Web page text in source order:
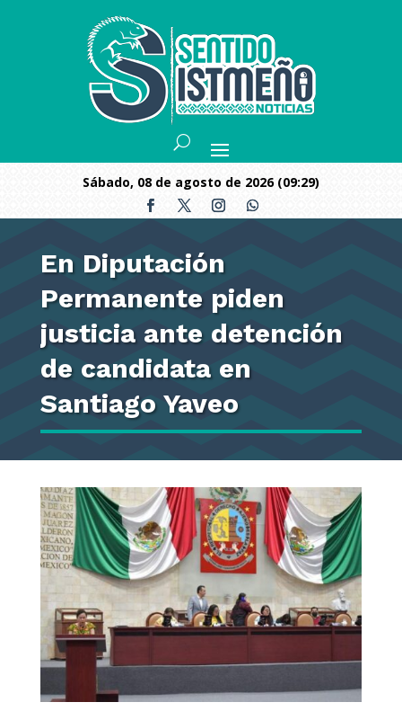
sábado, 08 de agosto de 2026 (09:29)
En Diputación
Permanente piden
justicia ante detención
de candidata en
Santiago Yaveo